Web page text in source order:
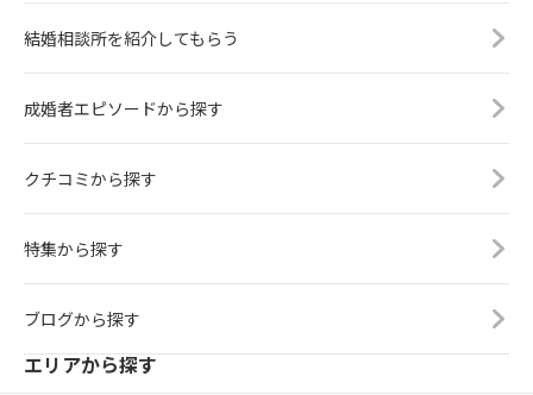
結婚相談所を紹介してもらう
成婚者エピソードから探す
クチコミから探す
特集から探す
ブログから探す
エリアから探す